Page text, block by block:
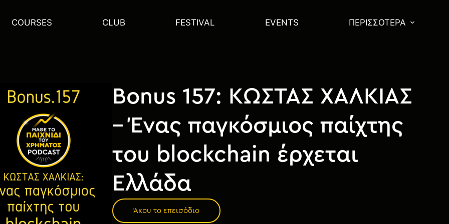
COURSES CLUB FESTIVAL EVENTS ΠΕΡΙΣΣΌΤΕΡΑ
Bonus 157: ΚΩΣΤΑΣ ΧΑΛΚΙΑΣ
– Ένας παγκόσμιος παίχτης
του blockchain έρχεται
Ελλάδα
Άκου το επεισόδιο